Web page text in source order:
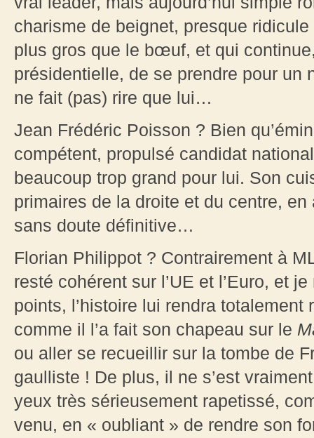
charisme de beignet, presque
plus gros que le bœuf, et qui
présidentielle, de se prendre pour un
ne fait (pas) rire que lui…
Jean Frédéric Poisson ? Bien
compétent, propulsé candidat
beaucoup trop grand pour lui. Son
primaires de la droite et du centre,
sans doute définitive…
Florian Philippot ? Contrairement à
resté cohérent sur l’UE et l’Euro, et
points, l’histoire lui rendra
comme il l’a fait son chapeau sur le
ou aller se recueillir sur la tombe de
gaulliste ! De plus, il ne s’est
yeux très sérieusement rapetissé,
venu, en « oubliant » de rendre son